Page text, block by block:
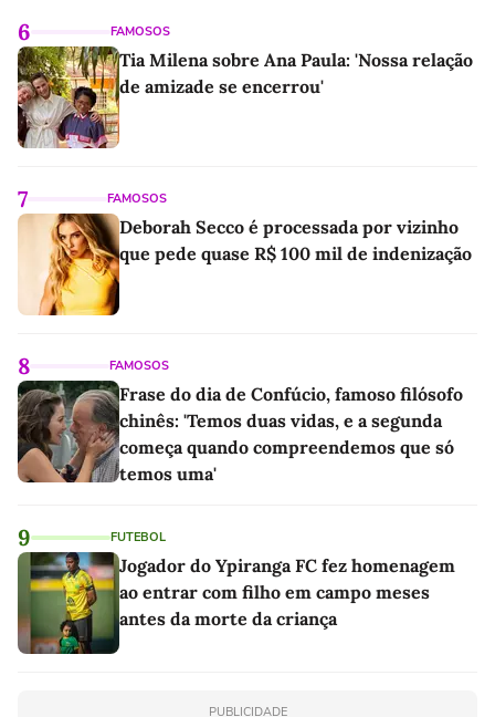
6 FAMOSOS
Tia Milena sobre Ana Paula: 'Nossa relação
de amizade se encerrou'
7 FAMOSOS
Deborah Secco é processada por vizinho
que pede quase R$ 100 mil de indenização
8 FAMOSOS
Frase do dia de Confúcio, famoso filósofo
chinês: 'Temos duas vidas, e a segunda
começa quando compreendemos que só
temos uma'
9 FUTEBOL
Jogador do Ypiranga FC fez homenagem
ao entrar com filho em campo meses
antes da morte da criança
PUBLICIDADE